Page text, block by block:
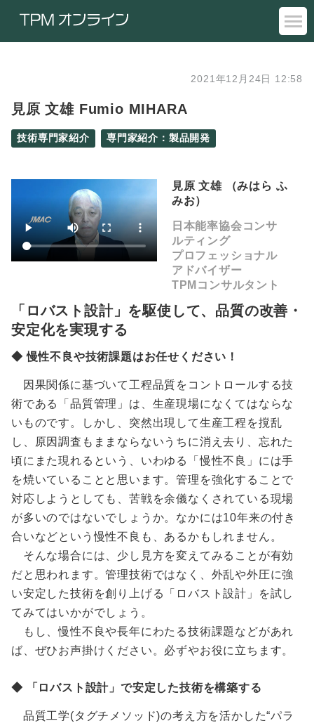
2021年12月24日 12:58
見原 文雄 Fumio MIHARA
技術専門家紹介 専門家紹介：製品開発
見原 文雄
（みはら ふ
みお）
日本能率協会コンサ
ルティング
プロフェッショナル
アドバイザー
TPMコンサルタント
「ロバスト設計」を駆使して、品質の改善・
安定化を実現する
◆ 慢性不良や技術課題はお任せください！
因果関係に基づいて工程品質をコントロールする技
術である「品質管理」は、生産現場になくてはならな
いものです。しかし、突然出現して生産工程を撹乱
し、原因調査もままならないうちに消え去り、忘れた
頃にまた現れるという、いわゆる「慢性不良」には手
を焼いていることと思います。管理を強化することで
対応しようとしても、苦戦を余儀なくされている現場
が多いのではないでしょうか。なかには10年来の付き
合いなどという慢性不良も、あるかもしれません。
そんな場合には、少し見方を変えてみることが有効
だと思われます。管理技術ではなく、外乱や外圧に強
い安定した技術を創り上げる「ロバスト設計」を試し
てみてはいかがでしょう。
もし、慢性不良や長年にわたる技術課題などがあれ
ば、ぜひお声掛けください。必ずやお役に立ちます。
◆ 「ロバスト設計」で安定した技術を構築する
品質工学(タグチメソッド)の考え方を活かした“パラ